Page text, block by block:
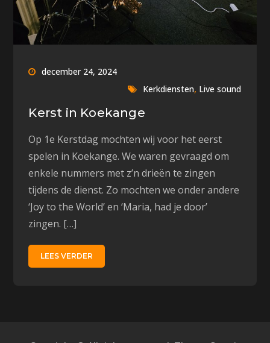
december 24, 2024
Kerkdiensten, Live sound
Kerst in Koekange
Op 1e Kerstdag mochten wij voor het eerst
spelen in Koekange. We waren gevraagd om
enkele nummers met z’n drieën te zingen
tijdens de dienst. Zo mochten we onder andere
‘Joy to the World’ en ‘Maria, had je door’
zingen. […]
LEES VERDER